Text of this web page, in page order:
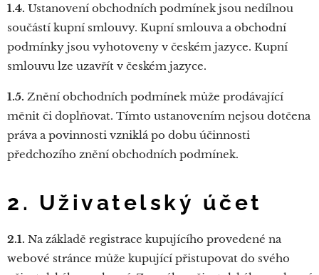
1.4. Ustanovení obchodních podmínek jsou nedílnou
součástí kupní smlouvy. Kupní smlouva a obchodní
podmínky jsou vyhotoveny v českém jazyce. Kupní
smlouvu lze uzavřít v českém jazyce.
1.5. Znění obchodních podmínek může prodávající
měnit či doplňovat. Tímto ustanovením nejsou dotčena
práva a povinnosti vzniklá po dobu účinnosti
předchozího znění obchodních podmínek.
2. Uživatelský účet
2.1. Na základě registrace kupujícího provedené na
webové stránce může kupující přistupovat do svého